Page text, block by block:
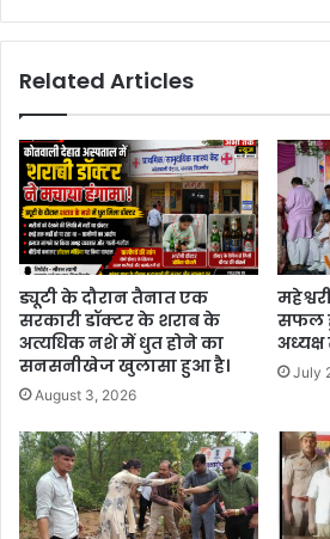
Related Articles
ड्यूटी के दौरान तैनात एक
सरकारी डॉक्टर के शराब के
अत्यधिक नशे में धुत होने का
सनसनीखेज खुलासा हुआ है।
August 3, 2026
सफल
July